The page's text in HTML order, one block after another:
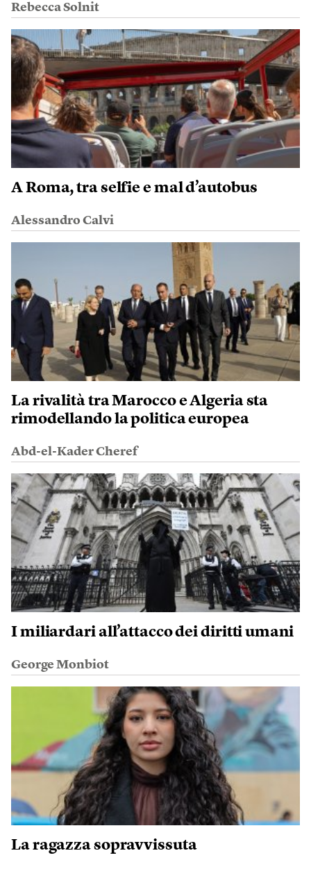
Rebecca Solnit
A Roma, tra selfie e mal d’autobus
Alessandro Calvi
La rivalità tra Marocco e Algeria sta
rimodellando la politica europea
Abd-el-Kader Cheref
I miliardari all’attacco dei diritti umani
George Monbiot
La ragazza sopravvissuta